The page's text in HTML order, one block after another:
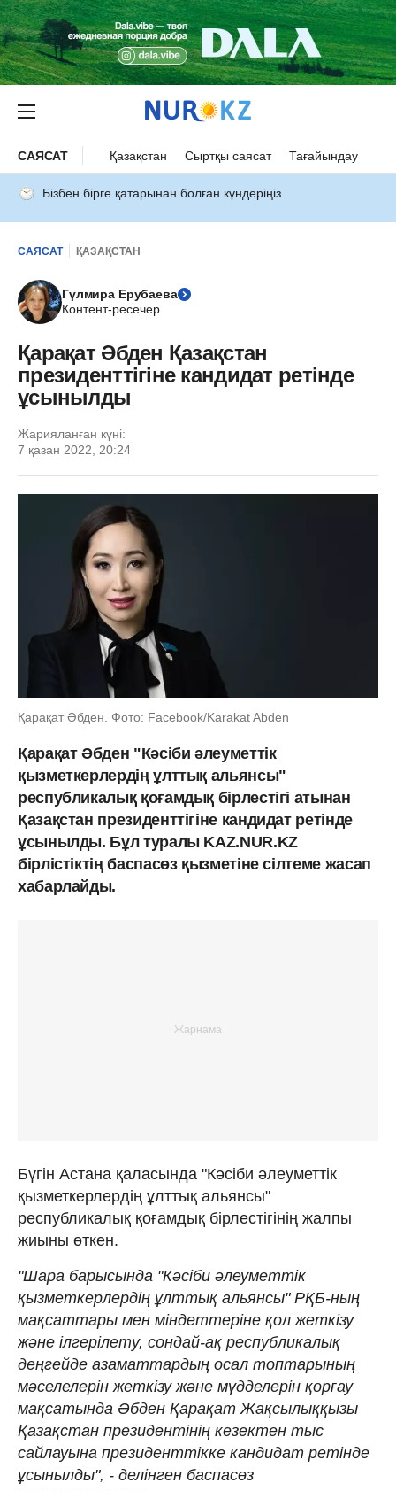
САЯСАТ Қазақстан Сыртқы саясат Тағайындау
Бізбен бірге қатарынан болған күндеріңіз
САЯСАТ ҚАЗАҚСТАН
Гүлмира Ерубаева
Контент-ресечер
Қарақат Әбден Қазақстан
президенттігіне кандидат ретінде
ұсынылды
Жарияланған күні:
7 қазан 2022, 20:24
Қарақат Әбден. Фото: Facebook/Karakat Abden
Қарақат Әбден "Кәсіби әлеуметтік
қызметкерлердің ұлттық альянсы"
республикалық қоғамдық бірлестігі атынан
Қазақстан президенттігіне кандидат ретінде
ұсынылды. Бұл туралы KAZ.NUR.KZ
бірлістіктің баспасөз қызметіне сілтеме жасап
хабарлайды.
Бүгін Астана қаласында "Кәсіби әлеуметтік
қызметкерлердің ұлттық альянсы"
республикалық қоғамдық бірлестігінің жалпы
жиыны өткен.
"Шара барысында "Кәсіби әлеуметтік
қызметкерлердің ұлттық альянсы" РҚБ-ның
мақсаттары мен міндеттеріне қол жеткізу
және ілгерілету, сондай-ақ республикалық
деңгейде азаматтардың осал топтарының
мәселелерін жеткізу және мүдделерін қорғау
мақсатында Әбден Қарақат Жақсылыққызы
Қазақстан президентінің кезектен тыс
сайлауына президенттікке кандидат ретінде
ұсынылды", - делінген баспасөз